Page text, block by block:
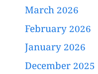
March 2026
February 2026
January 2026
December 2025